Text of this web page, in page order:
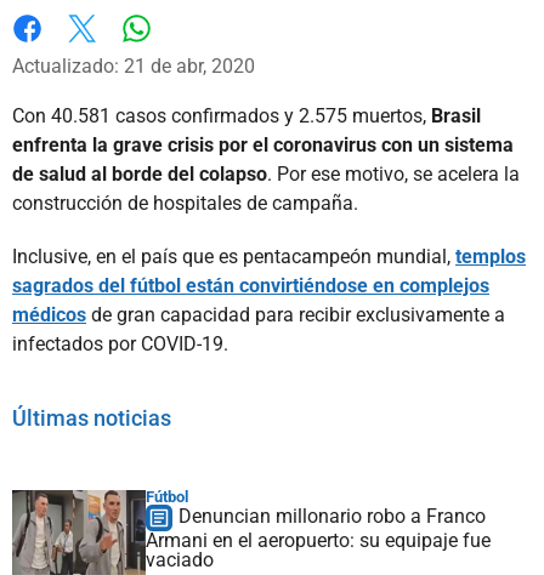
Facebook
X
Actualizado: 21 de abr, 2020
Con 40.581 casos confirmados y 2.575 muertos, Brasil
enfrenta la grave crisis por el coronavirus con un sistema
de salud al borde del colapso. Por ese motivo, se acelera la
construcción de hospitales de campaña.
Inclusive, en el país que es pentacampeón mundial, templos
sagrados del fútbol están convirtiéndose en complejos
médicos de gran capacidad para recibir exclusivamente a
infectados por COVID-19.
Últimas noticias
Fútbol
Denuncian millonario robo a Franco
Armani en el aeropuerto: su equipaje fue
vaciado